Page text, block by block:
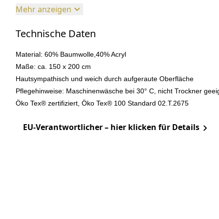
Mehr anzeigen
Technische Daten
Material: 60% Baumwolle,40% Acryl
Maße: ca. 150 x 200 cm
Hautsympathisch und weich durch aufgeraute Oberfläche
Pflegehinweise: Maschinenwäsche bei 30° C, nicht Trockner
Öko Tex® zertifiziert, Öko Tex® 100 Standard 02.T.2675
EU-Verantwortlicher – hier klicken für Details